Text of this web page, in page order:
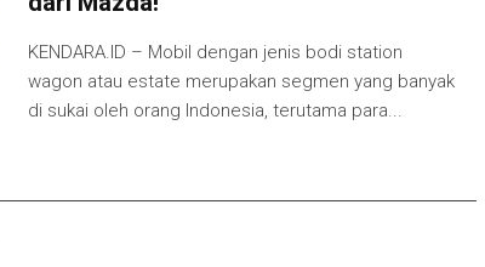
KENDARA.ID – Mobil dengan jenis bodi station
wagon atau estate merupakan segmen yang banyak
di sukai oleh orang Indonesia, terutama para...